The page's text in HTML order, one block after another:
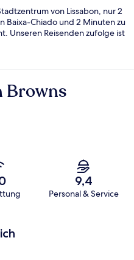
von Lissabon, nur 2
Baixa-Chiado und 2 Minuten zu
Unseren Reisenden zufolge ist
Browns
9,4
Personal & Service